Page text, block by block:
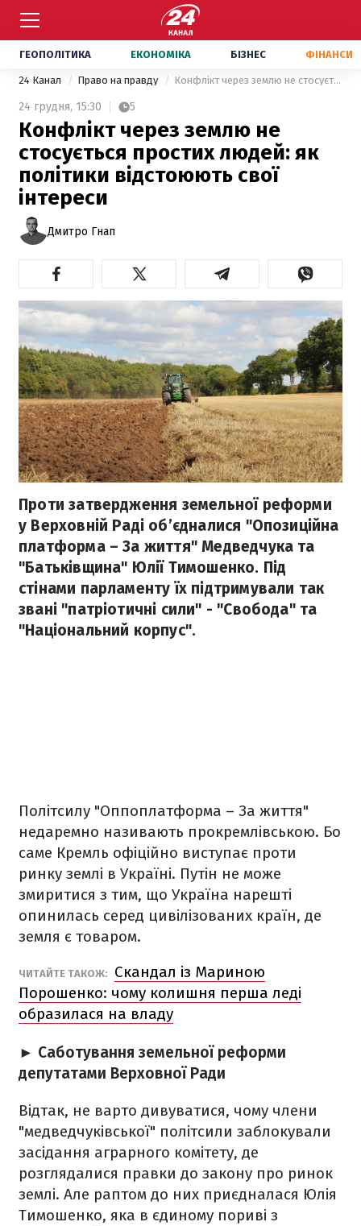
ГЕОПОЛІТИКА ЕКОНОМІКА БІЗНЕС ФІНАНСИ
24 Канал Право на правду Конфлікт через землю не стосується простих людей: як політики відстоюють свої інтереси
24 грудня, 15:30 5
Конфлікт через землю не
стосується простих людей: як
політики відстоюють свої
інтереси
Дмитро Гнап
Проти затвердження земельної реформи
у Верховній Раді об’єдналися "Опозиційна
платформа – За життя" Медведчука та
"Батьківщина" Юлії Тимошенко. Під
стінами парламенту їх підтримували так
звані "патріотичні сили" - "Свобода" та
"Національний корпус".
Політсилу "Оппоплатформа – За життя"
недаремно називають прокремлівською. Бо
саме Кремль офіційно виступає проти
ринку землі в Україні. Путін не може
змиритися з тим, що Україна нарешті
опинилась серед цивілізованих країн, де
земля є товаром.
ЧИТАЙТЕ ТАКОЖ:
Скандал із Мариною
Порошенко: чому колишня перша леді
образилася на владу
► Саботування земельної реформи
депутатами Верховної Ради
Відтак, не варто дивуватися, чому члени
"медведчуківської" політсили заблокували
засідання аграрного комітету, де
розглядалися правки до закону про ринок
землі. Але раптом до них приєдналася Юлія
Тимошенко, яка в єдиному пориві з